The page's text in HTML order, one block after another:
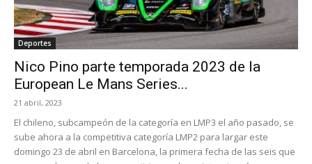
Deportes
Nico Pino parte temporada 2023 de la
European Le Mans Series...
21 abril, 2023
El chileno, subcampeón de la categoría en LMP3 el año pasado, se
sube ahora a la competitiva categoría LMP2 para largar este
domingo 23 de abril en Barcelona, la primera fecha de las seis que